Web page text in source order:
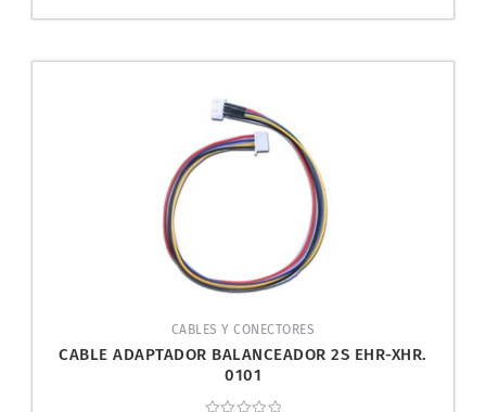
CABLES Y CONECTORES
CABLE ADAPTADOR BALANCEADOR 2S EHR-XHR.
0101